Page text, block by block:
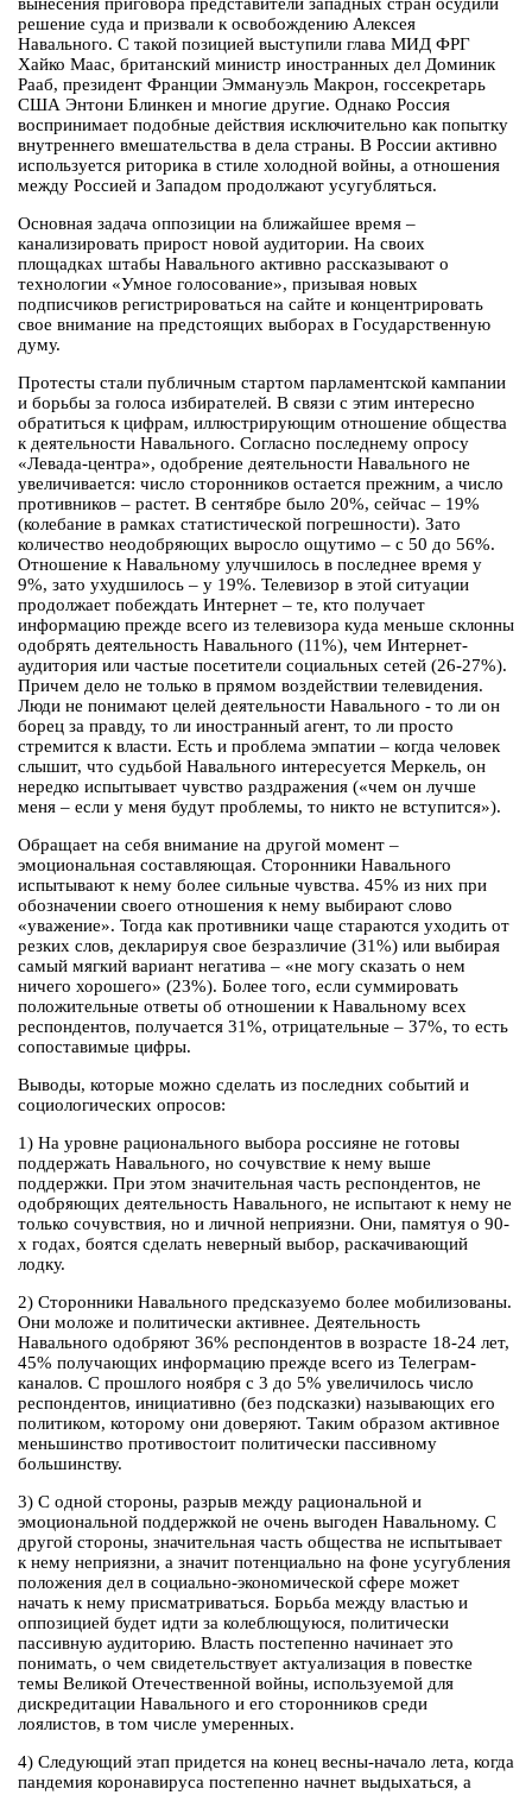
решение суда и призвали к освобождению Алексея
Навального. С такой позицией выступили глава МИД ФРГ
Хайко Маас, британский министр иностранных дел Доминик
Рааб, президент Франции Эммануэль Макрон, госсекретарь
США Энтони Блинкен и многие другие. Однако Россия
воспринимает подобные действия исключительно как попытку
внутреннего вмешательства в дела страны. В России активно
используется риторика в стиле холодной войны, а отношения
между Россией и Западом продолжают усугубляться.
Основная задача оппозиции на ближайшее время –
канализировать прирост новой аудитории. На своих
площадках штабы Навального активно рассказывают о
технологии «Умное голосование», призывая новых
подписчиков регистрироваться на сайте и концентрировать
свое внимание на предстоящих выборах в Государственную
думу.
Протесты стали публичным стартом парламентской кампании
и борьбы за голоса избирателей. В связи с этим интересно
обратиться к цифрам, иллюстрирующим отношение общества
к деятельности Навального. Согласно последнему опросу
«Левада-центра», одобрение деятельности Навального не
увеличивается: число сторонников остается прежним, а число
противников – растет. В сентябре было 20%, сейчас – 19%
(колебание в рамках статистической погрешности). Зато
количество неодобряющих выросло ощутимо – с 50 до 56%.
Отношение к Навальному улучшилось в последнее время у
9%, зато ухудшилось – у 19%. Телевизор в этой ситуации
продолжает побеждать Интернет – те, кто получает
информацию прежде всего из телевизора куда меньше склонны
одобрять деятельность Навального (11%), чем Интернет-
аудитория или частые посетители социальных сетей (26-27%).
Причем дело не только в прямом воздействии телевидения.
Люди не понимают целей деятельности Навального - то ли он
борец за правду, то ли иностранный агент, то ли просто
стремится к власти. Есть и проблема эмпатии – когда человек
слышит, что судьбой Навального интересуется Меркель, он
нередко испытывает чувство раздражения («чем он лучше
меня – если у меня будут проблемы, то никто не вступится»).
Обращает на себя внимание на другой момент –
эмоциональная составляющая. Сторонники Навального
испытывают к нему более сильные чувства. 45% из них при
обозначении своего отношения к нему выбирают слово
«уважение». Тогда как противники чаще стараются уходить от
резких слов, декларируя свое безразличие (31%) или выбирая
самый мягкий вариант негатива – «не могу сказать о нем
ничего хорошего» (23%). Более того, если суммировать
положительные ответы об отношении к Навальному всех
респондентов, получается 31%, отрицательные – 37%, то есть
сопоставимые цифры.
Выводы, которые можно сделать из последних событий и
социологических опросов:
1) На уровне рационального выбора россияне не готовы
поддержать Навального, но сочувствие к нему выше
поддержки. При этом значительная часть респондентов, не
одобряющих деятельность Навального, не испытают к нему не
только сочувствия, но и личной неприязни. Они, памятуя о 90-
х годах, боятся сделать неверный выбор, раскачивающий
лодку.
2) Сторонники Навального предсказуемо более мобилизованы.
Они моложе и политически активнее. Деятельность
Навального одобряют 36% респондентов в возрасте 18-24 лет,
45% получающих информацию прежде всего из Телеграм-
каналов. С прошлого ноября с 3 до 5% увеличилось число
респондентов, инициативно (без подсказки) называющих его
политиком, которому они доверяют. Таким образом активное
меньшинство противостоит политически пассивному
большинству.
3) С одной стороны, разрыв между рациональной и
эмоциональной поддержкой не очень выгоден Навальному. С
другой стороны, значительная часть общества не испытывает
к нему неприязни, а значит потенциально на фоне усугубления
положения дел в социально-экономической сфере может
начать к нему присматриваться. Борьба между властью и
оппозицией будет идти за колеблющуюся, политически
пассивную аудиторию. Власть постепенно начинает это
понимать, о чем свидетельствует актуализация в повестке
темы Великой Отечественной войны, используемой для
дискредитации Навального и его сторонников среди
лоялистов, в том числе умеренных.
4) Следующий этап придется на конец весны-начало лета, когда
пандемия коронавируса постепенно начнет выдыхаться, а